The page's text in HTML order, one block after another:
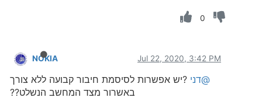
0
NOKIA Jul 22, 2020, 3:42 PM
@דני ?יש אפשרות לסיסמת חיבור קבועה ללא צורך
באשרור מצד המחשב הנשלט??